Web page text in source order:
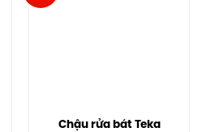
Chậu rửa bát Teka